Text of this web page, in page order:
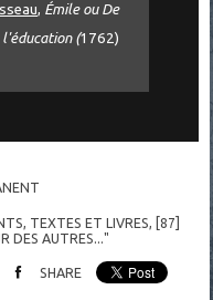
, Émile ou De
l'éducation (1762)
, TEXTES ET LIVRES, [87]
DES AUTRES..."
SHARE